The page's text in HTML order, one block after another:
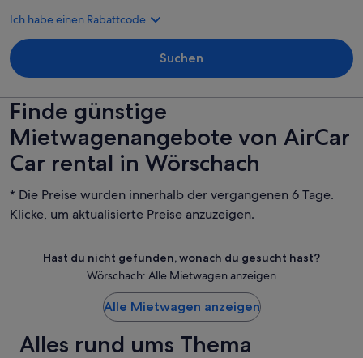
Ich habe einen Rabattcode
Suchen
Finde günstige
Mietwagenangebote von AirCar
Car rental in Wörschach
* Die Preise wurden innerhalb der vergangenen 6 Tage.
Klicke, um aktualisierte Preise anzuzeigen.
Hast du nicht gefunden, wonach du gesucht hast?
Wörschach: Alle Mietwagen anzeigen
Alle Mietwagen anzeigen
Alles rund ums Thema